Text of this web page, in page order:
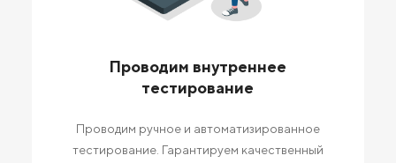
Проводим внутреннее
тестирование
Проводим ручное и автоматизированное
тестирование. Гарантируем качественный